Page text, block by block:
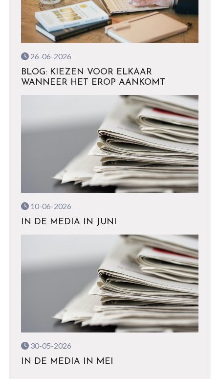
26-06-2026
BLOG: KIEZEN VOOR ELKAAR
WANNEER HET EROP AANKOMT
10-06-2026
IN DE MEDIA IN JUNI
30-05-2026
IN DE MEDIA IN MEI